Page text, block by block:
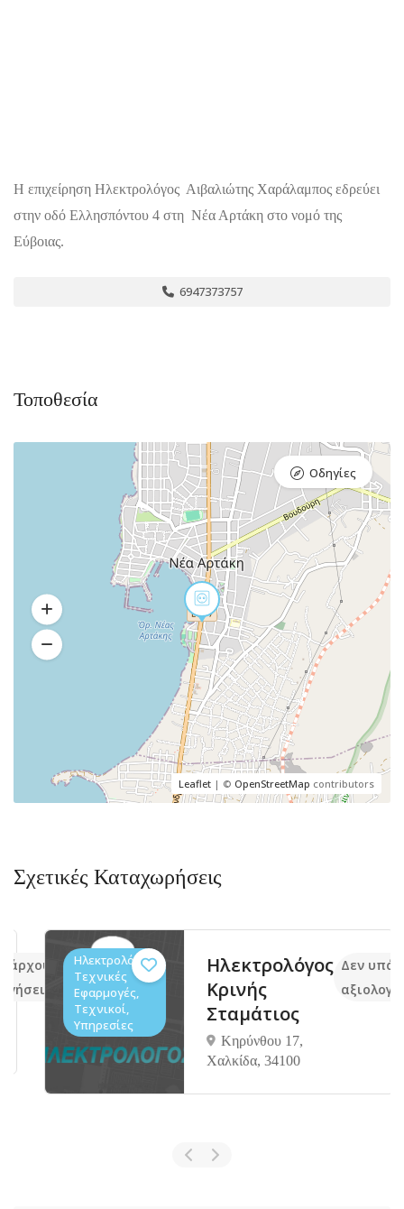
Η επιχείρηση Ηλεκτρολόγος Αιβαλιώτης Χαράλαμπος εδρεύει
στην οδό Ελλησπόντου 4 στη Νέα Αρτάκη στο νομό της
Εύβοιας.
6947373757
Τοποθεσία
Leaflet | © OpenStreetMap contributors
Οδηγίες
Σχετικές Καταχωρήσεις
ακόμα
Ηλεκτρολόγοι,
Τεχνικές
Εφαρμογές,
Τεχνικοί,
Υπηρεσίες
Ηλεκτρολόγος
Κρινής
Σταμάτιος
Κηρύνθου 17,
Χαλκίδα, 34100
Δεν